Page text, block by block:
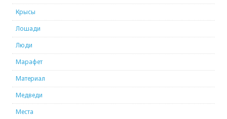
Крысы
Лошади
Люди
Марафет
Материал
Медведи
Места